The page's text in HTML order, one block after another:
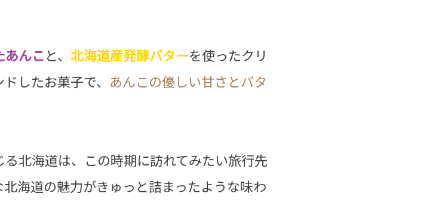
あんこと、 北海道産発酵バターを使ったクリ
したお菓子で、 あんこの優しい甘さとバタ
北海道は、この時期に訪れてみたい旅行先
海道の魅力がきゅっと詰まったような味わ